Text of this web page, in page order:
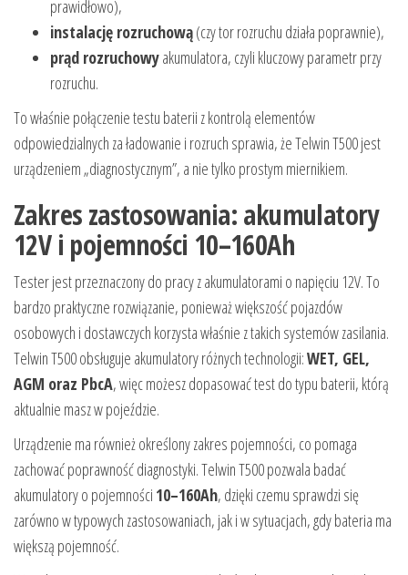
prawidłowo),
instalację rozruchową(czy tor rozruchu działa poprawnie),
prąd rozruchowyakumulatora, czyli kluczowy parametr przy
rozruchu.
To właśnie połączenie testu baterii z kontrolą elementów
odpowiedzialnych za ładowanie i rozruch sprawia, że Telwin T500 jest
urządzeniem „diagnostycznym”, a nie tylko prostym miernikiem.
Zakres zastosowania: akumulatory
12V i pojemności 10–160Ah
Tester jest przeznaczony do pracy z akumulatorami o napięciu 12V. To
bardzo praktyczne rozwiązanie, ponieważ większość pojazdów
osobowych i dostawczych korzysta właśnie z takich systemów zasilania.
Telwin T500 obsługuje akumulatory różnych technologii:WET, GEL,
AGM oraz PbcA, więc możesz dopasować test do typu baterii, którą
aktualnie masz w pojeździe.
Urządzenie ma również określony zakres pojemności, co pomaga
zachować poprawność diagnostyki. Telwin T500 pozwala badać
akumulatory o pojemności 10–160Ah, dzięki czemu sprawdzi się
zarówno w typowych zastosowaniach, jak i w sytuacjach, gdy bateria ma
większą pojemność.